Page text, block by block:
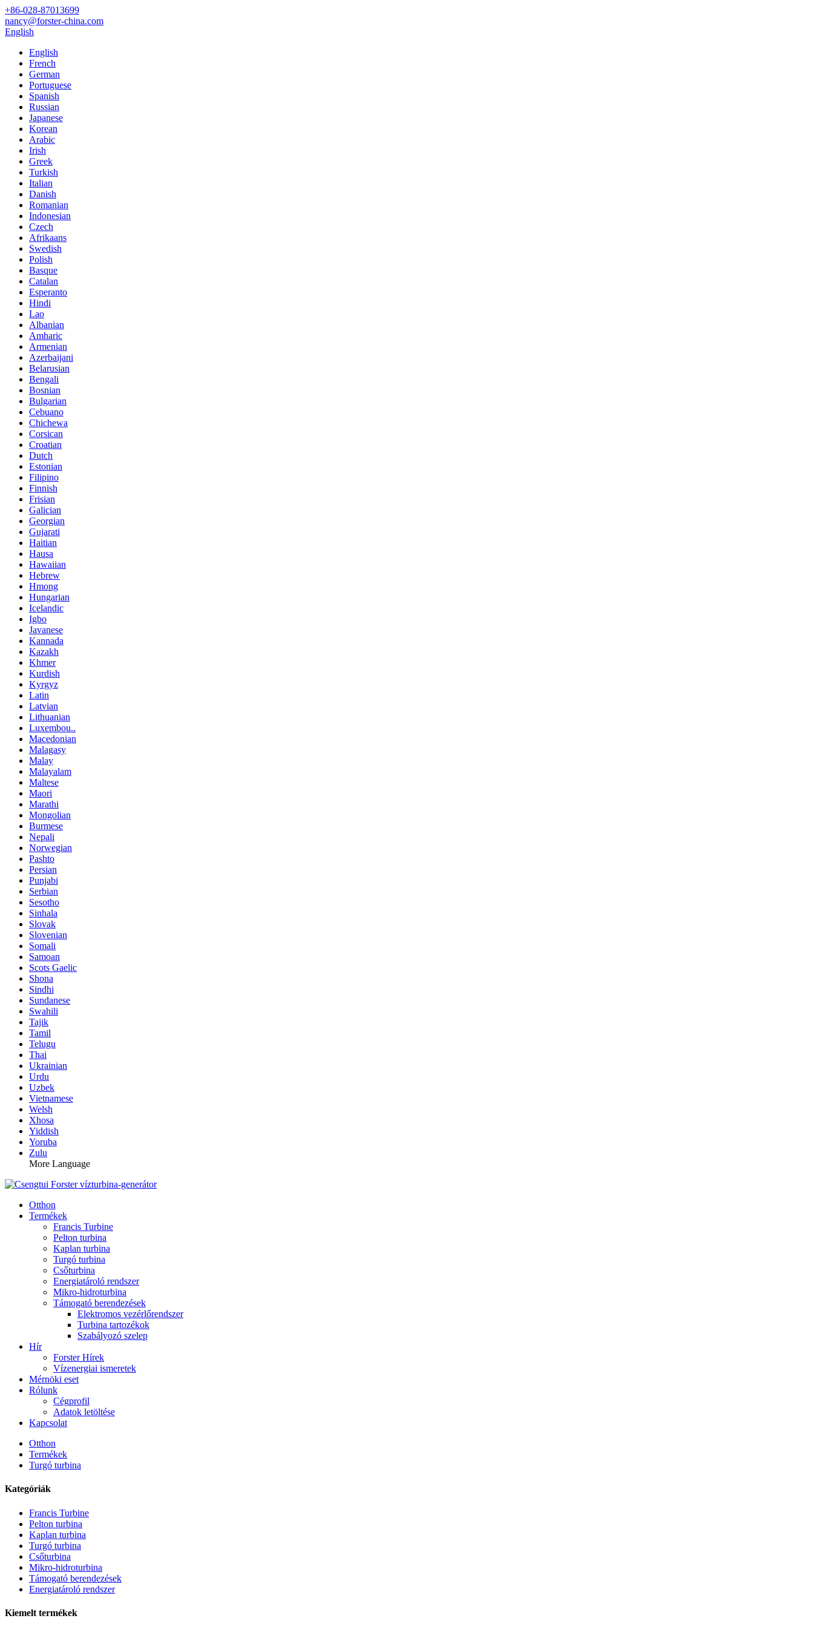
+86-028-87013699
nancy@forster-china.com
English
English
French
German
Portuguese
Spanish
Russian
Japanese
Korean
Arabic
Irish
Greek
Turkish
Italian
Danish
Romanian
Indonesian
Czech
Afrikaans
Swedish
Polish
Basque
Catalan
Esperanto
Hindi
Lao
Albanian
Amharic
Armenian
Azerbaijani
Belarusian
Bengali
Bosnian
Bulgarian
Cebuano
Chichewa
Corsican
Croatian
Dutch
Estonian
Filipino
Finnish
Frisian
Galician
Georgian
Gujarati
Haitian
Hausa
Hawaiian
Hebrew
Hmong
Hungarian
Icelandic
Igbo
Javanese
Kannada
Kazakh
Khmer
Kurdish
Kyrgyz
Latin
Latvian
Lithuanian
Luxembou..
Macedonian
Malagasy
Malay
Malayalam
Maltese
Maori
Marathi
Mongolian
Burmese
Nepali
Norwegian
Pashto
Persian
Punjabi
Serbian
Sesotho
Sinhala
Slovak
Slovenian
Somali
Samoan
Scots Gaelic
Shona
Sindhi
Sundanese
Swahili
Tajik
Tamil
Telugu
Thai
Ukrainian
Urdu
Uzbek
Vietnamese
Welsh
Xhosa
Yiddish
Yoruba
Zulu
More Language
Otthon
Termékek
Francis Turbine
Pelton turbina
Kaplan turbina
Turgó turbina
Csőturbina
Energiatároló rendszer
Mikro-hidroturbina
Támogató berendezések
Elektromos vezérlőrendszer
Turbina tartozékok
Szabályozó szelep
Hír
Forster Hírek
Vízenergiai ismeretek
Mérnöki eset
Rólunk
Cégprofil
Adatok letöltése
Kapcsolat
Otthon
Termékek
Turgó turbina
Kategóriák
Francis Turbine
Pelton turbina
Kaplan turbina
Turgó turbina
Csőturbina
Mikro-hidroturbina
Támogató berendezések
Energiatároló rendszer
Kiemelt termékek
Alternatív energia vízerőmű 500 kW-os...
Alacsony építési költség, nagy hatékonyság, alacsony hőfok...
20 lábas 250 kWh-s 582 kWh-s konténeres lítium-ion akkumulátor...
Kis 10 kW-os 12 kW-os 15 kW-os 20 kW-os mikrohidrogén fix pengéjű kazán...